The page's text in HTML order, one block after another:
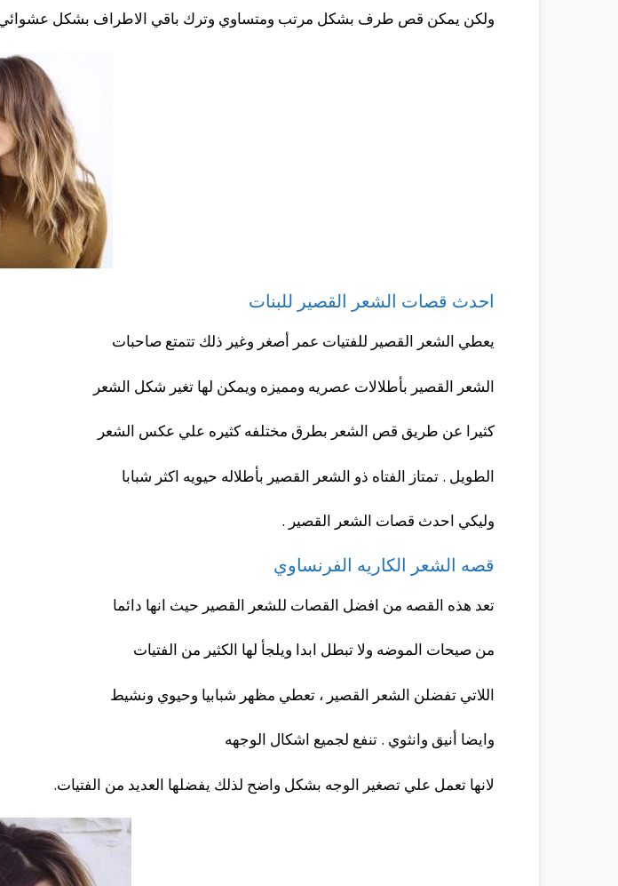
ولكن يمكن قص طرف بشكل مرتب ومتساوي وترك باقي الاطراف بشكل
احدث قصات الشعر القصير للبنات
يعطي الشعر القصير للفتيات عمر أصغر وغير ذلك تتمتع صاحبات
الشعر القصير بأطلالات عصريه ومميزه ويمكن لها تغير شكل الشعر
كثيرا عن طريق قص الشعر بطرق مختلفه كثيره علي عكس الشعر
الطويل . تمتاز الفتاه ذو الشعر القصير بأطلاله حيويه اكثر شبابا
وليكي احدث قصات الشعر القصير .
قصه الشعر الكاريه الفرنساوي
تعد هذه القصه من افضل القصات للشعر القصير حيث انها دائما
من صيحات الموضه ولا تبطل ابدا ويلجأ لها الكثير من الفتيات
اللاتي تفضلن الشعر القصير ، تعطي مظهر شبابيا وحيوي ونشيط
وايضا أنيق وانثوي . تنفع لجميع اشكال الوجهه
لانها تعمل علي تصغير الوجه بشكل واضح لذلك يفضلها العديد من الفتيات.